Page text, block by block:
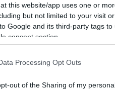
this website/app uses one or
but not limited to your visit
Google and its third-party tags
consent section.
Processing Opt Outs
out of the Sharing of my
A nyári hónapokban
időjárás változik,
2025. MÁJUS 24. ● TURI
Illatban erős:
parfüm, amit